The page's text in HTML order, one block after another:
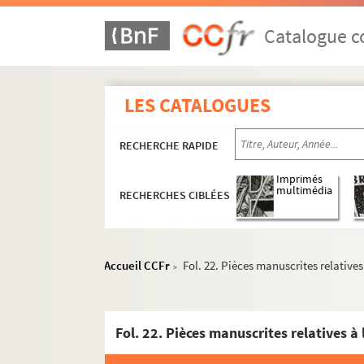
Catalogue
LES CATALOGUES
RECHERCHE RAPIDE
RECHERCHES CIBLÉES
Imprimés
multimédia
Accueil CCFr > Fol. 22. Pièces manuscrites
Fol. 22. Pièces manuscrites relatives